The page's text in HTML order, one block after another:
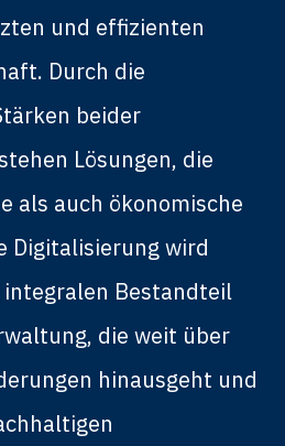
und effizienten
Durch die
beider
Lösungen, die
als auch ökonomische
Digitalisierung wird
Bestandteil
die weit über
hinausgeht und